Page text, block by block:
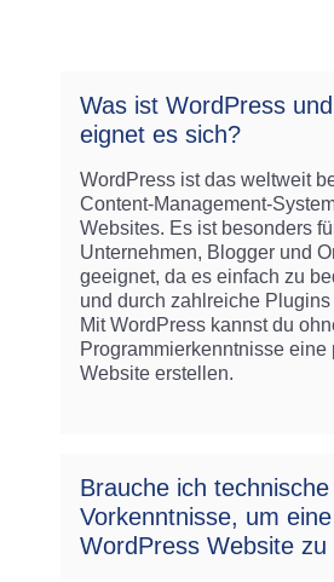
Was ist WordPress
eignet es sich?
WordPress ist das weltweit
Content-Management-
Websites. Es ist besonders
Unternehmen, Blogger und
geeignet, da es einfach zu
und durch zahlreiche
Mit WordPress kannst du
Programmierkenntnisse
Website erstellen.
Brauche ich technische
Vorkenntnisse, um eine
WordPress Website zu